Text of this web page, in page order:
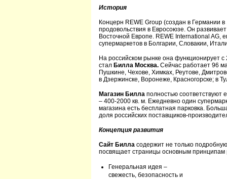
История
Концерн REWE Group (создан в Германии
продовольствия в Евросоюзе. Он
Восточной Европе. REWE International AG,
супермаркетов в Болгарии, Словакии,
На российском рынке она функционирует с
стал Билла Москва. Сейчас работает 96
Пушкине, Чехове, Химках, Реутове,
в Дзержинске, Воронеже, Красногорске; в
Магазин Билла полностью
– 400-2000 кв. м. Ежедневно один
магазина есть бесплатная парковка.
доля российских поставщиков-
Концепция развития
Сайт Билла содержит не только
посвящает страницы основным
Генеральная идея –
свежесть, безопасность и